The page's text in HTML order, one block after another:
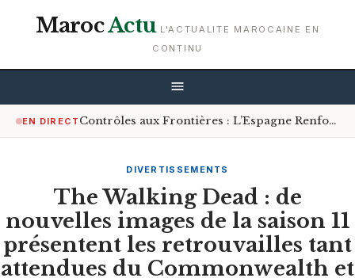
MarocActu L'ACTUALITE MAROCAINE EN
CONTINU
EN DIRECT Contrôles aux Frontières : L’Espagne Renforce les Mesures pour les Voyageurs en Provenance d’Italie
DIVERTISSEMENTS
The Walking Dead : de
nouvelles images de la saison 11
présentent les retrouvailles tant
attendues du Commonwealth et